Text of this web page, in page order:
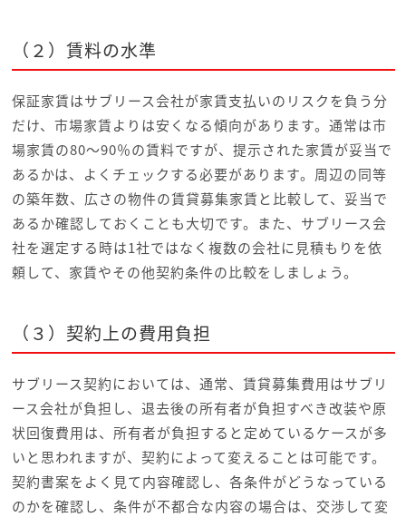
（２）賃料の水準
保証家賃はサブリース会社が家賃支払いのリスクを負う分
だけ、市場家賃よりは安くなる傾向があります。通常は市
場家賃の80～90％の賃料ですが、提示された家賃が妥当で
あるかは、よくチェックする必要があります。周辺の同等
の築年数、広さの物件の賃貸募集家賃と比較して、妥当で
あるか確認しておくことも大切です。また、サブリース会
社を選定する時は1社ではなく複数の会社に見積もりを依
頼して、家賃やその他契約条件の比較をしましょう。
（３）契約上の費用負担
サブリース契約においては、通常、賃貸募集費用はサブリ
ース会社が負担し、退去後の所有者が負担すべき改装や原
状回復費用は、所有者が負担すると定めているケースが多
いと思われますが、契約によって変えることは可能です。
契約書案をよく見て内容確認し、各条件がどうなっている
のかを確認し、条件が不都合な内容の場合は、交渉して変